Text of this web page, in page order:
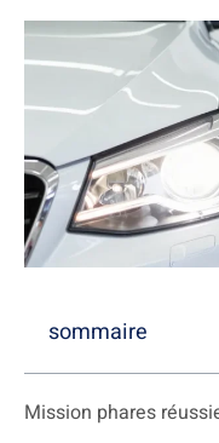
sommaire
Mission phares